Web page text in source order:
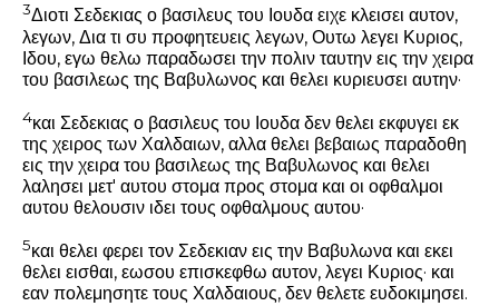
3Διοτι Σεδεκιας ο βασιλευς του Ιουδα ειχε κλεισει αυτον,
λεγων, Δια τι συ προφητευεις λεγων, Ουτω λεγει Κυριος,
Ιδου, εγω θελω παραδωσει την πολιν ταυτην εις την χειρα
του βασιλεως της Βαβυλωνος και θελει κυριευσει αυτην·
4και Σεδεκιας ο βασιλευς του Ιουδα δεν θελει εκφυγει εκ
της χειρος των Χαλδαιων, αλλα θελει βεβαιως παραδοθη
εις την χειρα του βασιλεως της Βαβυλωνος και θελει
λαλησει μετ' αυτου στομα προς στομα και οι οφθαλμοι
αυτου θελουσιν ιδει τους οφθαλμους αυτου·
5και θελει φερει τον Σεδεκιαν εις την Βαβυλωνα και εκει
θελει εισθαι, εωσου επισκεφθω αυτον, λεγει Κυριος· και
εαν πολεμησητε τους Χαλδαιους, δεν θελετε ευδοκιμησει.